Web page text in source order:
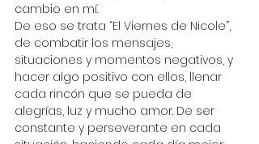
cambio en mí.
De eso se trata “El Viernes de Nicole”,
de combatir los mensajes,
situaciones y momentos negativos, y
hacer algo positivo con ellos, llenar
cada rincón que se pueda de
alegrías, luz y mucho amor. De ser
constante y perseverante en cada